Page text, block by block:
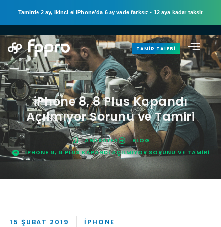
Tamirde 2 ay, ikinci el iPhone’da 6 ay vade farksız • 12 aya kadar taksit
TAMIR TALEBI
iPhone 8, 8 Plus Kapandı
Açılmıyor Sorunu ve Tamiri
ANASAYFA
BLOG
IPHONE 8, 8 PLUS KAPANDI AÇILMIYOR SORUNU VE TAMIRI
15 ŞUBAT 2019 IPHONE